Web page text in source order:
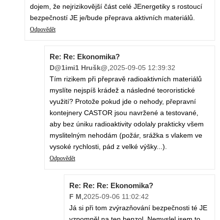
dojem, že nejrizikovější část celé JEnergetiky s rostoucí
bezpečností JE je/bude přeprava aktivních materiálů.
Odpovědět
Re: Re: Ekonomika?
D@1imi1 Hrušk@ 2025-09-05 12:39:32
Tím rizikem při přepravě radioaktivních materiálů
myslíte nejspíš krádež a následné teororistické
využití? Protože pokud jde o nehody, přepravní
kontejnery CASTOR jsou navržené a testované,
aby bez úniku radioaktivity odolaly prakticky všem
myslitelným nehodám (požár, srážka s vlakem ve
vysoké rychlosti, pád z velké výšky...).
Odpovědět
Re: Re: Re: Ekonomika?
F M 2025-09-06 11:02:42
Já si při tom zvýrazňování bezpečnosti té JE